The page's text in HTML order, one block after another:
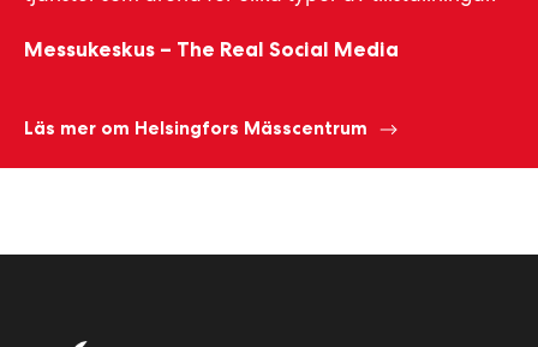
Messukeskus – The Real Social Media
Läs mer om Helsingfors Mässcentrum